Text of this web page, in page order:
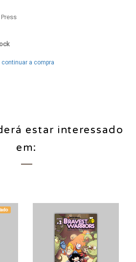
a compra
estar interessado
em: